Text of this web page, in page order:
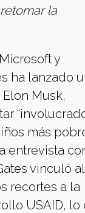
la
y
ha lanzado
Musk,
más
entrevista
vinculó al
recortes a la
USAID, lo